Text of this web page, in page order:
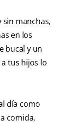
manchas,
en los
bucal y un
tus hijos lo
día como
comida,